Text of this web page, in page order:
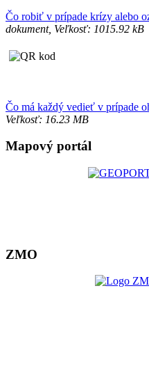
Čo robiť v prípade krízy alebo
dokument, Veľkosť: 1015.92 kB
Čo má každý vedieť v prípade
Veľkosť: 16.23 MB
Mapový portál
ZMO